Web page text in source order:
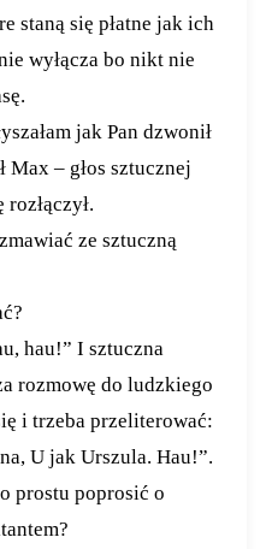
staną się płatne jak ich
wyłącza bo nikt nie
jak Pan dzwonił
Max – głos sztucznej
ze sztuczną
hau!” I sztuczna
rozmowę do ludzkiego
i trzeba przeliterować:
U jak Urszula. Hau!”.
prostu poprosić o